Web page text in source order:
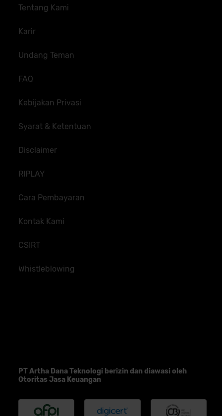
Tentang Kami
Karir
Undang Teman
FAQ
Kebijakan Privasi
Syarat & Ketentuan
Disclaimer
RIPLAY
Cara Pembayaran
Kontak Kami
CSIRT
Whistleblowing
PT Artha Dana Teknologi berizin dan diawasi oleh
Otoritas Jasa Keuangan